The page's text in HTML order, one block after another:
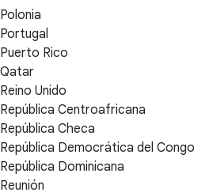
Polonia
Portugal
Puerto Rico
Qatar
Reino Unido
República Centroafricana
República Checa
República Democrática del Congo
República Dominicana
Reunión